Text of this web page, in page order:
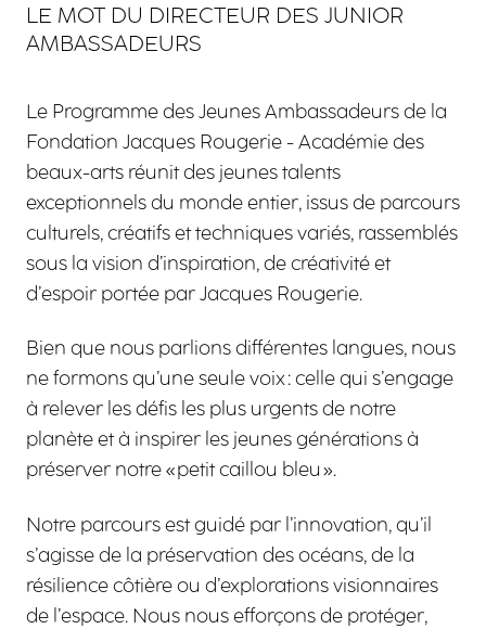
LE MOT DU DIRECTEUR DES JUNIOR
AMBASSADEURS
Le Programme des Jeunes Ambassadeurs de la
Fondation Jacques Rougerie - Académie des
beaux-arts réunit des jeunes talents
exceptionnels du monde entier, issus de parcours
culturels, créatifs et techniques variés, rassemblés
sous la vision d’inspiration, de créativité et
d’espoir portée par Jacques Rougerie.
Bien que nous parlions différentes langues, nous
ne formons qu’une seule voix : celle qui s’engage
à relever les défis les plus urgents de notre
planète et à inspirer les jeunes générations à
préserver notre « petit caillou bleu ».
Notre parcours est guidé par l’innovation, qu’il
s’agisse de la préservation des océans, de la
résilience côtière ou d’explorations visionnaires
de l’espace. Nous nous efforçons de protéger,